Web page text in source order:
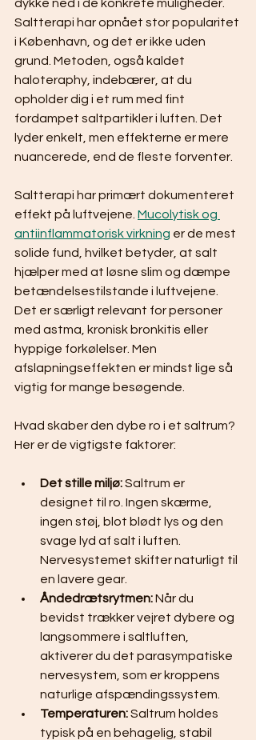
dykke ned i de konkrete muligheder.
Saltterapi har opnået stor popularitet
i København, og det er ikke uden
grund. Metoden, også kaldet
haloteraphy, indebærer, at du
opholder dig i et rum med fint
fordampet saltpartikler i luften. Det
lyder enkelt, men effekterne er mere
nuancerede, end de fleste forventer.
Saltterapi har primært dokumenteret
effekt på luftvejene. Mucolytisk og
antiinflammatorisk virkning er de mest
solide fund, hvilket betyder, at salt
hjælper med at løsne slim og dæmpe
betændelsestilstande i luftvejene.
Det er særligt relevant for personer
med astma, kronisk bronkitis eller
hyppige forkølelser. Men
afslapningseffekten er mindst lige så
vigtig for mange besøgende.
Hvad skaber den dybe ro i et saltrum?
Her er de vigtigste faktorer:
Det stille miljø: Saltrum er
designet til ro. Ingen skærme,
ingen støj, blot blødt lys og den
svage lyd af salt i luften.
Nervesystemet skifter naturligt til
en lavere gear.
Åndedrætsrytmen: Når du
bevidst trækker vejret dybere og
langsommere i saltluften,
aktiverer du det parasympatiske
nervesystem, som er kroppens
naturlige afspændingssystem.
Temperaturen: Saltrum holdes
typisk på en behagelig, stabil